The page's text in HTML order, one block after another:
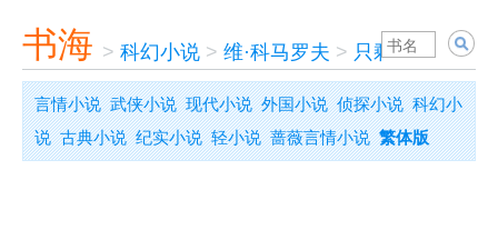
书海 > 科幻小说 > 维·科马罗夫 > 只剩下一小时
言情小说 武侠小说 现代小说 外国小说 侦探小说 科幻小
说 古典小说 纪实小说 轻小说 蔷薇言情小说 繁体版